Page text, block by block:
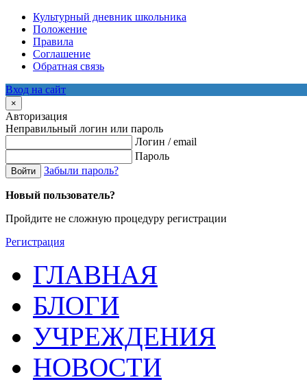
Культурный дневник школьника
Положение
Правила
Соглашение
Обратная связь
Вход на сайт
×
Авторизация
Неправильный логин или пароль
Логин / email
Пароль
Войти Забыли пароль?
Новый пользователь?
Пройдите не сложную процедуру регистрации
Регистрация
ГЛАВНАЯ
БЛОГИ
УЧРЕЖДЕНИЯ
НОВОСТИ